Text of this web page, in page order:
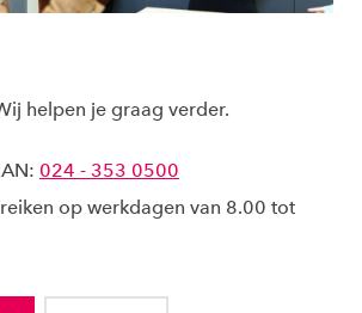
helpen je graag verder.
024 - 353 0500
op werkdagen van 8.00 tot